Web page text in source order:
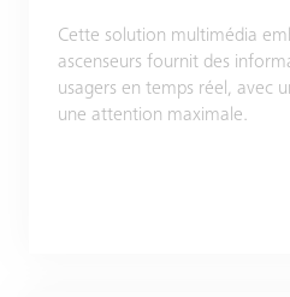
Cette solution multimédia
ascenseurs fournit des
usagers en temps réel, avec
une attention maximale.